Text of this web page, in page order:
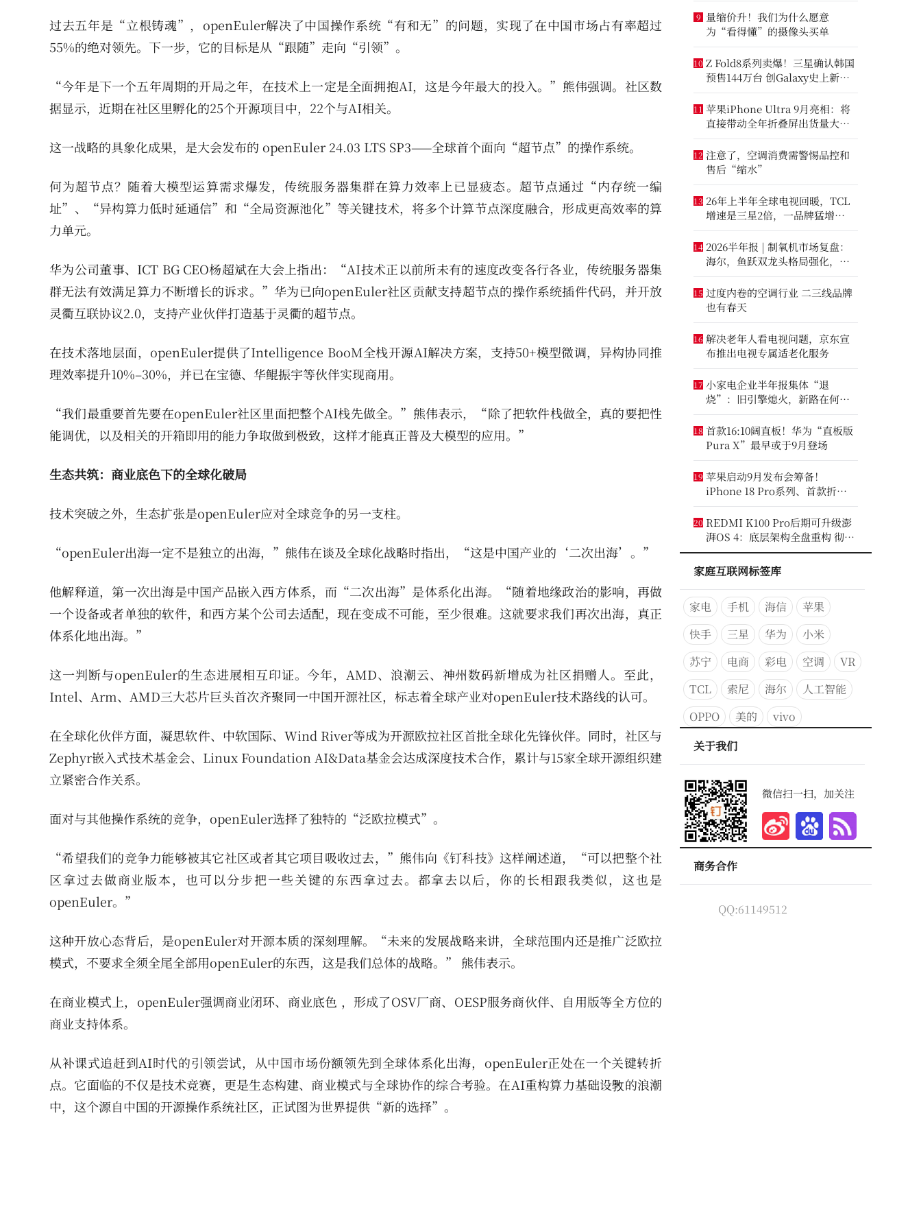
过去五年是“立根铸魂”，openEuler解决了中国操作系统“有和无”的问题，实现了在中国市场占有率超过
55%的绝对领先。下一步，它的目标是从“跟随”走向“引领”。
“今年是下一个五年周期的开局之年，在技术上一定是全面拥抱AI，这是今年最大的投入。”熊伟强调。社区数
据显示，近期在社区里孵化的25个开源项目中，22个与AI相关。
这一战略的具象化成果，是大会发布的 openEuler 24.03 LTS SP3——全球首个面向“超节点”的操作系统。
何为超节点？随着大模型运算需求爆发，传统服务器集群在算力效率上已显疲态。超节点通过“内存统一编
址”、“异构算力低时延通信”和“全局资源池化”等关键技术，将多个计算节点深度融合，形成更高效率的算
力单元。
华为公司董事、ICT BG CEO杨超斌在大会上指出：“AI技术正以前所未有的速度改变各行各业，传统服务器集
群无法有效满足算力不断增长的诉求。”华为已向openEuler社区贡献支持超节点的操作系统插件代码，并开放
灵衢互联协议2.0，支持产业伙伴打造基于灵衢的超节点。
在技术落地层面，openEuler提供了Intelligence BooM全栈开源AI解决方案，支持50+模型微调，异构协同推
理效率提升10%–30%，并已在宝德、华鲲振宇等伙伴实现商用。
“我们最重要首先要在openEuler社区里面把整个AI栈先做全。”熊伟表示，“除了把软件栈做全，真的要把性
能调优，以及相关的开箱即用的能力争取做到极致，这样才能真正普及大模型的应用。”
生态共筑：商业底色下的全球化破局
技术突破之外，生态扩张是openEuler应对全球竞争的另一支柱。
“openEuler出海一定不是独立的出海，”熊伟在谈及全球化战略时指出，“这是中国产业的‘二次出海’。”
他解释道，第一次出海是中国产品嵌入西方体系，而“二次出海”是体系化出海。“随着地缘政治的影响，再做
一个设备或者单独的软件，和西方某个公司去适配，现在变成不可能，至少很难。这就要求我们再次出海，真正
体系化地出海。”
这一判断与openEuler的生态进展相互印证。今年，AMD、浪潮云、神州数码新增成为社区捐赠人。至此，
Intel、Arm、AMD三大芯片巨头首次齐聚同一中国开源社区，标志着全球产业对openEuler技术路线的认可。
在全球化伙伴方面，凝思软件、中软国际、Wind River等成为开源欧拉社区首批全球化先锋伙伴。同时，社区与
Zephyr嵌入式技术基金会、Linux Foundation AI&Data基金会达成深度技术合作，累计与15家全球开源组织建
立紧密合作关系。
面对与其他操作系统的竞争，openEuler选择了独特的“泛欧拉模式”。
“希望我们的竞争力能够被其它社区或者其它项目吸收过去，”熊伟向《钉科技》这样阐述道，“可以把整个社
区拿过去做商业版本，也可以分步把一些关键的东西拿过去。都拿去以后，你的长相跟我类似，这也是
openEuler。”
这种开放心态背后，是openEuler对开源本质的深刻理解。“未来的发展战略来讲，全球范围内还是推广泛欧拉
模式，不要求全须全尾全部用openEuler的东西，这是我们总体的战略。” 熊伟表示。
在商业模式上，openEuler强调商业闭环、商业底色 ，形成了OSV厂商、OESP服务商伙伴、自用版等全方位的
商业支持体系。
从补课式追赶到AI时代的引领尝试，从中国市场份额领先到全球体系化出海，openEuler正处在一个关键转折
点。它面临的不仅是技术竞赛，更是生态构建、商业模式与全球协作的综合考验。在AI重构算力基础设斆的浪潮
中，这个源自中国的开源操作系统社区，正试图为世界提供“新的选择”。
9 量缩价升！我们为什么愿意
为“看得懂”的摄像头买单
10 Z Fold8系列卖爆！三星确认韩国
预售144万台 创Galaxy史上新纪
录
11 苹果iPhone Ultra 9月亮相：将
直接带动全年折叠屏出货量大涨
20%
12 注意了，空调消费需警惕品控和
售后“缩水”
13 26年上半年全球电视回暖，TCL
增速是三星2倍，一品牌猛增
14.8%
14 2026半年报 | 制氧机市场复盘：
海尔，鱼跃双龙头格局强化，大
升数制氧市场进一步打开
15 过度内卷的空调行业 二三线品牌
也有春天
16 解决老年人看电视问题，京东宣
布推出电视专属适老化服务
17 小家电企业半年报集体“退
烧”：旧引擎熄火，新路在何
方？
18 首款16:10阔直板！华为“直板版
Pura X”最早或于9月登场
19 苹果启动9月发布会筹备！
iPhone 18 Pro系列、首款折叠
iPhone将亮相
20 REDMI K100 Pro后期可升级澎
湃OS 4：底层架构全盘重构 彻底
剥离MIUI遗留代码
家庭互联网标签库
家电 手机 海信
苹果
快手
三星 华为
小米
苏宁
电商 彩电 空调
VR
TCL
索尼 海尔
人工智能
OPPO
美的
vivo
关于我们
微信扫一扫，加关注
商务合作
QQ:61149512